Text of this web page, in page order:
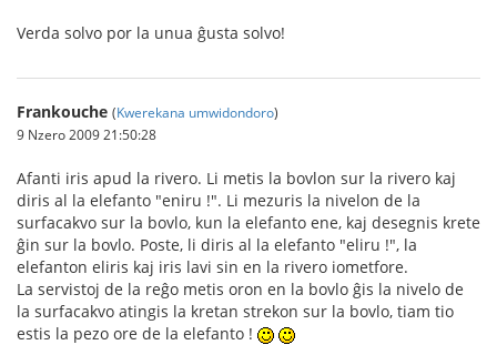
Verda solvo por la unua ĝusta solvo!
Frankouche (Kwerekana umwidondoro)
9 Nzero 2009 21:50:28
Afanti iris apud la rivero. Li metis la bovlon sur la rivero kaj
diris al la elefanto "eniru !". Li mezuris la nivelon de la
surfacakvo sur la bovlo, kun la elefanto ene, kaj desegnis krete
ĝin sur la bovlo. Poste, li diris al la elefanto "eliru !", la
elefanton eliris kaj iris lavi sin en la rivero iometfore.
La servistoj de la reĝo metis oron en la bovlo ĝis la nivelo de
la surfacakvo atingis la kretan strekon sur la bovlo, tiam tio
estis la pezo ore de la elefanto !